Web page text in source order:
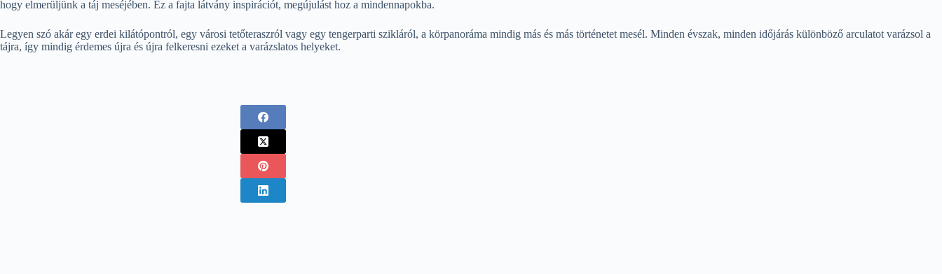
hogy elmerüljünk a táj meséjében. Ez a fajta látvány inspirációt, megújulást hoz a mindennapokba.
Legyen szó akár egy erdei kilátópontról, egy városi tetőteraszról vagy egy tengerparti szikláról, a körpanoráma mindig más és más történetet mesél. Minden évszak, minden időjárás különböző arculatot varázsol a
tájra, így mindig érdemes újra és újra felkeresni ezeket a varázslatos helyeket.